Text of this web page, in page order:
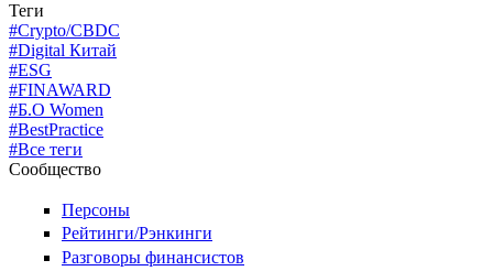
Теги
#Crypto/CBDC
#Digital Китай
#ESG
#FINAWARD
#Б.О Women
#BestPractice
#Все теги
Сообщество
Персоны
Рейтинги/Рэнкинги
Разговоры финансистов